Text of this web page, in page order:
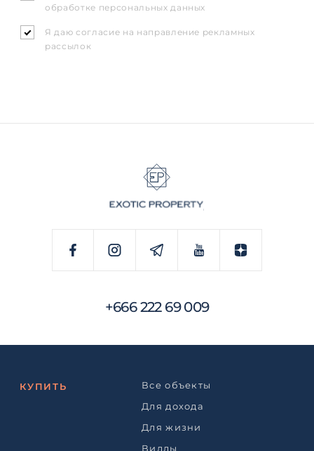
обработке персональных данных
Я даю согласие на направление рекламных
рассылок
+666 222 69 009
КУПИТЬ
Все объекты
Для дохода
Для жизни
Виллы